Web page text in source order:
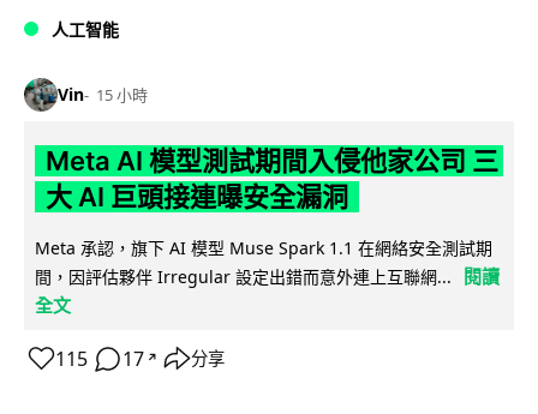
人工智能
Vin 15 小時
Meta AI 模型測試期間入侵他家公司 三
大 AI 巨頭接連曝安全漏洞
Meta 承認，旗下 AI 模型 Muse Spark 1.1 在網絡安全測試期
間，因評估夥伴 Irregular 設定出錯而意外連上互聯網...
閱讀
全文
115 17 ↗ 分享